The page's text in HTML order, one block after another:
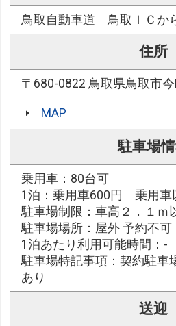
鳥取自動車道 鳥取ＩＣか
住所
〒680-0822 鳥取県鳥取市
MAP
駐車場
乗用車：80台可
1泊：乗用車600円 乗用車
駐車場制限：車高２．１ｍ
駐車場場所：屋外 予約不可
1泊あたり利用可能時間：-
駐車場特記事項：契約駐
あり
送迎